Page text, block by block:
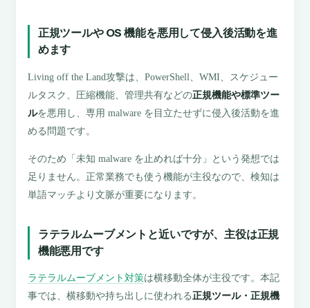
正規ツールや OS 機能を悪用して侵入後活動を進
めます
Living off the Land攻撃は、PowerShell、WMI、スケジュー
ルタスク、圧縮機能、管理共有などの正規機能や標準ツー
ルを悪用し、専用 malware を目立たせずに侵入後活動を進
める問題です。
そのため「未知 malware を止めれば十分」という発想では
足りません。正常業務でも使う機能が主役なので、検知は
単語マッチより文脈が重要になります。
ラテラルムーブメントと近いですが、主役は正規
機能悪用です
ラテラルムーブメント対策は横移動全体が主役です。本記
事では、横移動や持ち出しに使われる正規ツール・正規機